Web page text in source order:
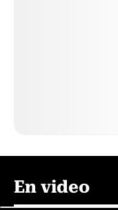
En video